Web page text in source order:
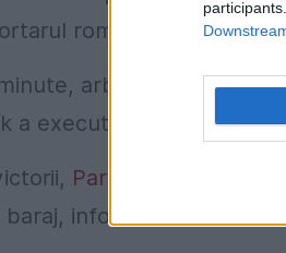
român a apărat.
arbitrul a dictat
a executat lovitura de
Pardubice
informează